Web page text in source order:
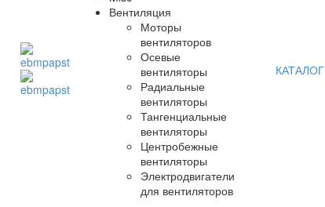
Вентиляция
Моторы
вентиляторов
Осевые
вентиляторы
Радиальные
вентиляторы
Тангенциальные
вентиляторы
Центробежные
вентиляторы
Электродвигатели
для вентиляторов
КАТАЛОГ